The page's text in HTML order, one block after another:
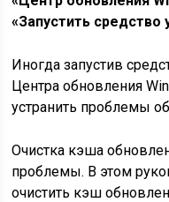
«Запустить средство
Иногда запустив
Центра обновления
устранить проблемы
Очистка кэша
проблемы. В этом
очистить кэш